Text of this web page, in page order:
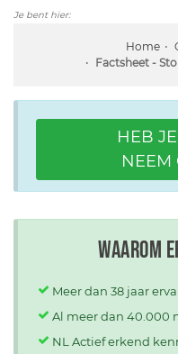
Je bent hier:
Home
Factsheet -
HEB
NEEM
Waarom
Meer dan 38 jaar
Al meer dan 40.000
NL Actief erkend